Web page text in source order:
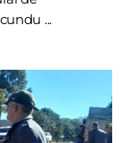
...